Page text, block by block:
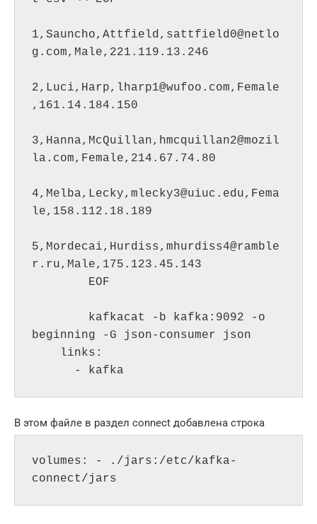
1,Sauncho,Attfield,sattfield0@netlo
g.com,Male,221.119.13.246
2,Luci,Harp,lharp1@wufoo.com,Female
,161.14.184.150
3,Hanna,McQuillan,hmcquillan2@mozil
la.com,Female,214.67.74.80
4,Melba,Lecky,mlecky3@uiuc.edu,Fema
le,158.112.18.189
5,Mordecai,Hurdiss,mhurdiss4@ramble
r.ru,Male,175.123.45.143
beginning -G json-consumer json
      - kafka
В этом файле в раздел connect добавлена строка
volumes: - ./jars:/etc/kafka-
connect/jars